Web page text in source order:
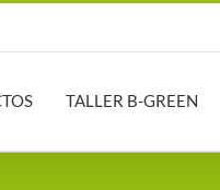
TALLER B-GREEN